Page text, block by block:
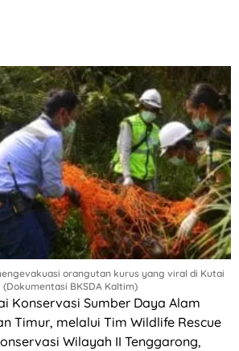
orangutan kurus yang viral di Kutai
BKSDA Kaltim)
Konservasi Sumber Daya Alam
Timur, melalui Tim Wildlife Rescue
Wilayah II Tenggarong,